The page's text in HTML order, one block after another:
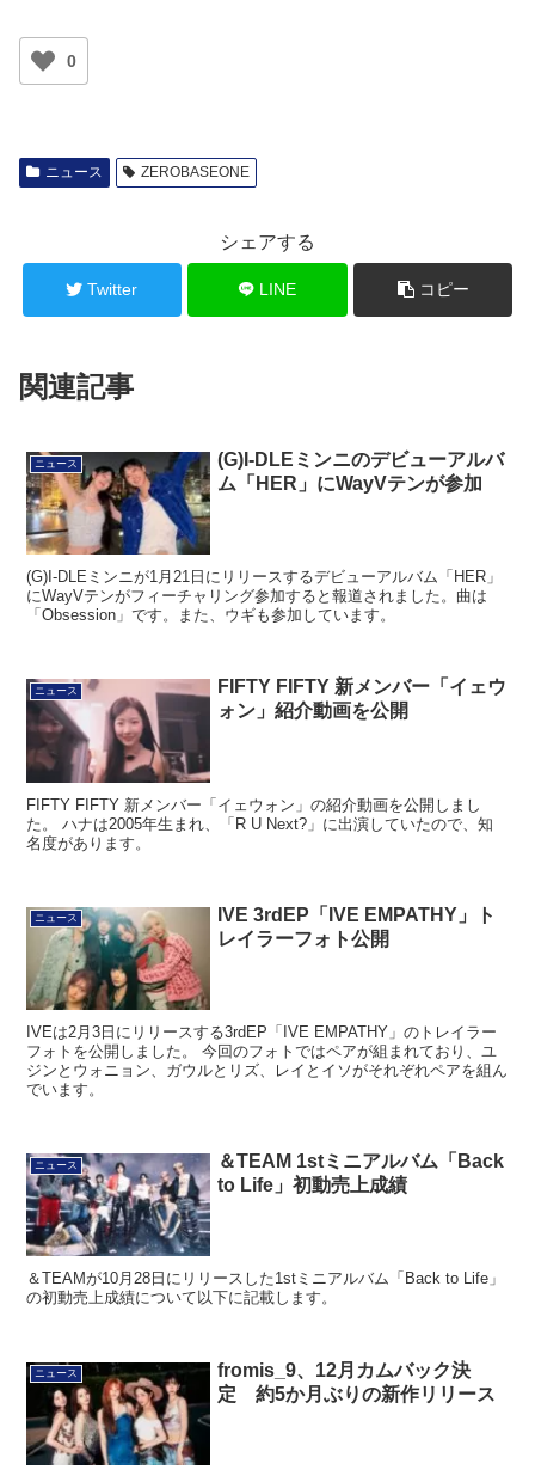
0
ニュース ZEROBASEONE
シェアする
Twitter LINE コピー
関連記事
ニュース
(G)I-DLEミンニのデビューアルバ
ム「HER」にWayVテンが参加
(G)I-DLEミンニが1月21日にリリースするデビューアルバム「HER」
にWayVテンがフィーチャリング参加すると報道されました。曲は
「Obsession」です。また、ウギも参加しています。
ニュース
FIFTY FIFTY 新メンバー「イェウ
ォン」紹介動画を公開
FIFTY FIFTY 新メンバー「イェウォン」の紹介動画を公開しまし
た。 ハナは2005年生まれ、「R U Next?」に出演していたので、知
名度があります。
ニュース
IVE 3rdEP「IVE EMPATHY」ト
レイラーフォト公開
IVEは2月3日にリリースする3rdEP「IVE EMPATHY」のトレイラー
フォトを公開しました。 今回のフォトではペアが組まれており、ユ
ジンとウォニョン、ガウルとリズ、レイとイソがそれぞれペアを組ん
でいます。
ニュース
＆TEAM 1stミニアルバム「Back
to Life」初動売上成績
＆TEAMが10月28日にリリースした1stミニアルバム「Back to Life」
の初動売上成績について以下に記載します。
ニュース
fromis_9、12月カムバック決
定 約5か月ぶりの新作リリース